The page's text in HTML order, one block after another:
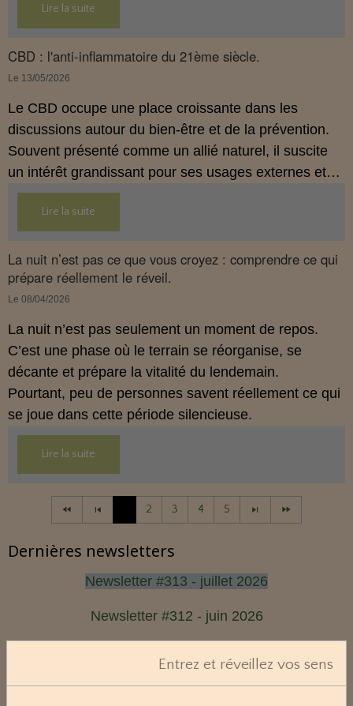
réglementation française de 2026, afin de mieux
comprendre comment le CBD s’intègre dans une
approche globale de prévention.
Lire la suite
CBD : l'anti-inflammatoire du 21ème siècle.
Le 13/05/2026
Le CBD occupe une place croissante dans les
discussions autour du bien‑être et de la prévention.
Souvent présenté comme un allié naturel, il suscite
un intérêt grandissant pour ses usages externes et
son interaction avec le système endocannabinoïde.
Cet article propose une mise au point claire, moderne
et conforme à la réglementation française de 2026.
Lire la suite
La nuit n’est pas ce que vous croyez : comprendre ce qui
prépare réellement le réveil.
Le 08/04/2026
La nuit n’est pas seulement un moment de repos.
C’est une phase où le terrain se réorganise, se
décante et prépare la vitalité du lendemain.
Pourtant, peu de personnes savent réellement ce qui
se joue dans cette période silencieuse.
Lire la suite
2 3 4 5
Dernières newsletters
Newsletter #313 - juillet 2026
Newsletter #312 - juin 2026
Newsletter #310 - avril 2026
Entrez et réveillez vos sens